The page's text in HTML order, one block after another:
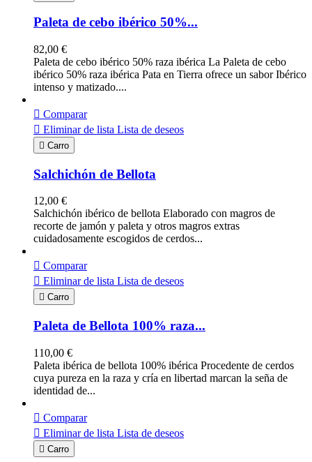
Paleta de cebo ibérico 50%...
82,00 €
Paleta de cebo ibérico 50% raza ibérica La Paleta de cebo
ibérico 50% raza ibérica Pata en Tierra ofrece un sabor Ibérico
intenso y matizado....
 Comparar
 Eliminar de lista Lista de deseos
 Carro
Salchichón de Bellota
12,00 €
Salchichón ibérico de bellota Elaborado con magros de
recorte de jamón y paleta y otros magros extras
cuidadosamente escogidos de cerdos...
 Comparar
 Eliminar de lista Lista de deseos
 Carro
Paleta de Bellota 100% raza...
110,00 €
Paleta ibérica de bellota 100% ibérica Procedente de cerdos
cuya pureza en la raza y cría en libertad marcan la seña de
identidad de...
 Comparar
 Eliminar de lista Lista de deseos
 Carro